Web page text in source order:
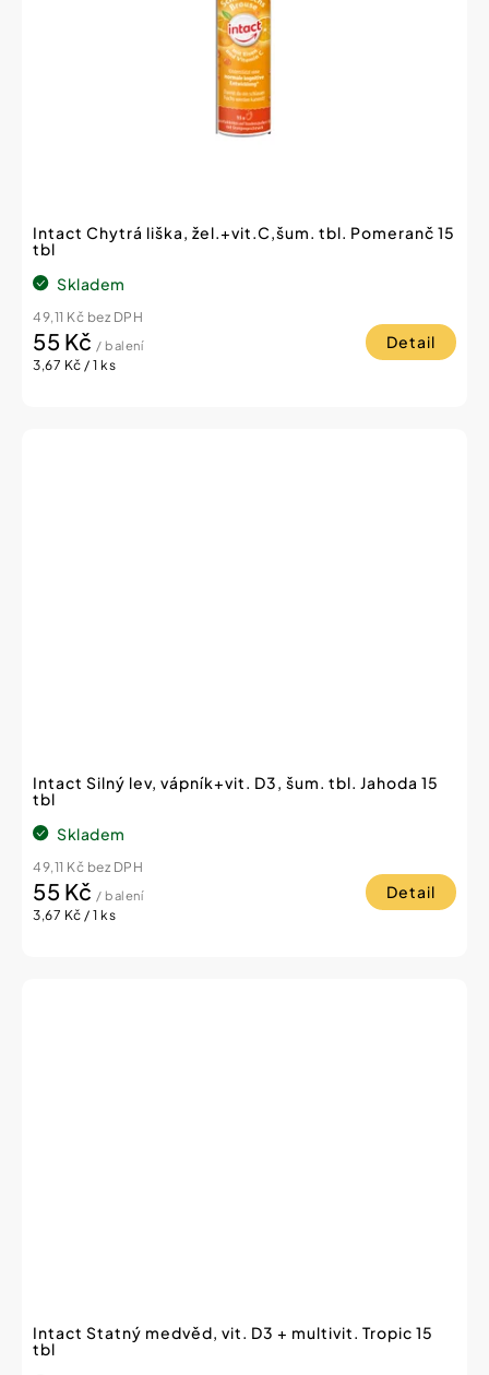
Intact Chytrá liška, žel.+vit.C,šum. tbl. Pomeranč 15
tbl
Skladem
49,11 Kč bez DPH
55 Kč / balení
Měrná
3,67 Kč / 1 ks
Detail
Intact Silný lev, vápník+vit. D3, šum. tbl. Jahoda 15
tbl
Skladem
49,11 Kč bez DPH
55 Kč / balení
Měrná
3,67 Kč / 1 ks
Detail
Intact Statný medvěd, vit. D3 + multivit. Tropic 15
tbl